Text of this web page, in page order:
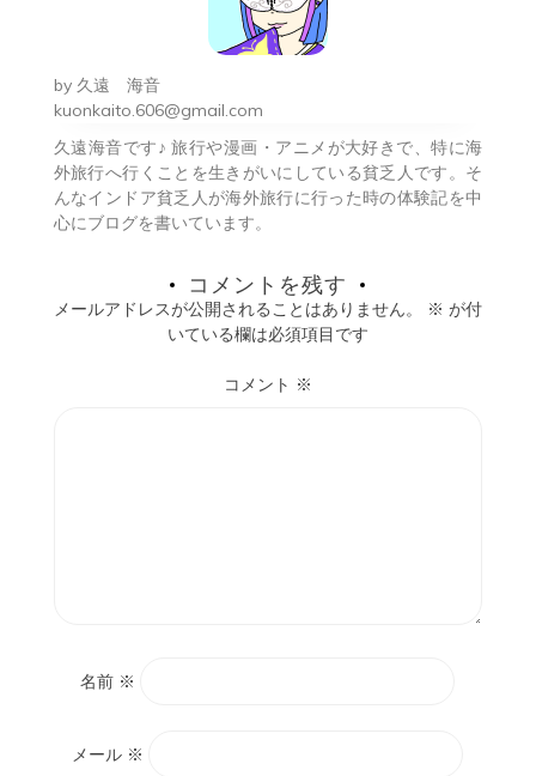
シ
ョ
ン
by 久遠 海音
kuonkaito.606@gmail.com
久遠海音です♪ 旅行や漫画・アニメが大好きで、特に海
外旅行へ行くことを生きがいにしている貧乏人です。そ
んなインドア貧乏人が海外旅行に行った時の体験記を中
心にブログを書いています。
コメントを残す
メールアドレスが公開されることはありません。 ※ が付
いている欄は必須項目です
コメント ※
名前 ※
メール ※